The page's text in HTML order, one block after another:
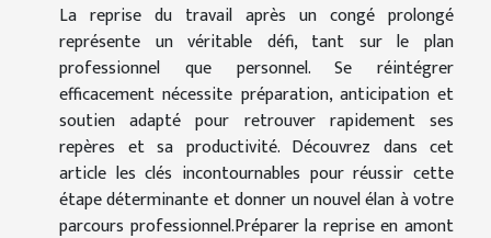
La reprise du travail après un congé prolongé
représente un véritable défi, tant sur le plan
professionnel que personnel. Se réintégrer
efficacement nécessite préparation, anticipation et
soutien adapté pour retrouver rapidement ses
repères et sa productivité. Découvrez dans cet
article les clés incontournables pour réussir cette
étape déterminante et donner un nouvel élan à votre
parcours professionnel.Préparer la reprise en amont